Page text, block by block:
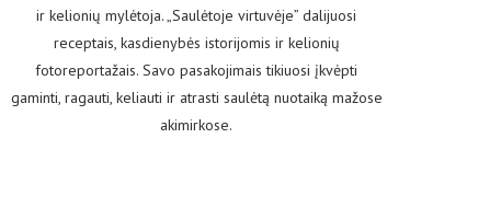
ir kelionių mylėtoja. „Saulėtoje virtuvėje” dalijuosi
receptais, kasdienybės istorijomis ir kelionių
fotoreportažais. Savo pasakojimais tikiuosi įkvėpti
gaminti, ragauti, keliauti ir atrasti saulėtą nuotaiką mažose
akimirkose.